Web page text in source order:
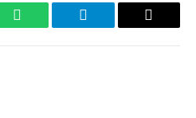
WhatsApp Telegram Email